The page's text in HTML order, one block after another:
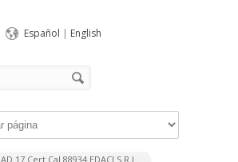
Español | English
AD 17 Cert Cal 88934 EDACI S.R.L.